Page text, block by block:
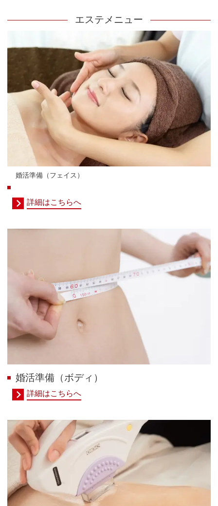
エステメニュー
婚活準備（フェイス）
詳細はこちらへ
婚活準備（ボディ）
詳細はこちらへ